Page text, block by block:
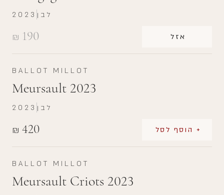
₪ 190 אזל
2023 לבן
BALLOT MILLOT
Meursault 2023
₪ 420 + הוסף לסל
2023 לבן
BALLOT MILLOT
Meursault Criots 2023